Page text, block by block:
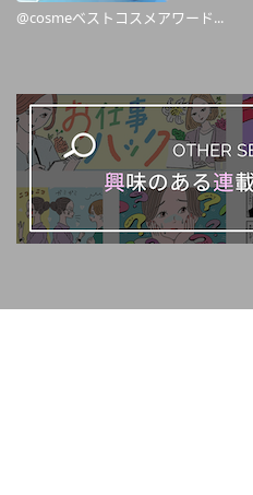
@cosmeベストコスメアワード...